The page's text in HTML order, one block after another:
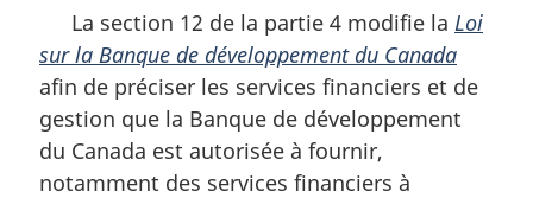
La section 12 de la partie 4 modifie la Loi
sur la Banque de développement du Canada
afin de préciser les services financiers et de
gestion que la Banque de développement
du Canada est autorisée à fournir,
notamment des services financiers à